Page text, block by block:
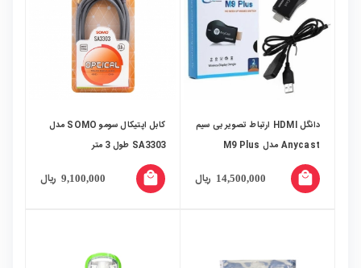
دانگل HDMI ارتباط تصویر بی سیم
Anycast مدل M9 Plus
14,500,000 ریال local_mall
کابل اپتیکال سومو SOMO مدل
SA3303 طول 3 متر
9,100,000 ریال local_mall